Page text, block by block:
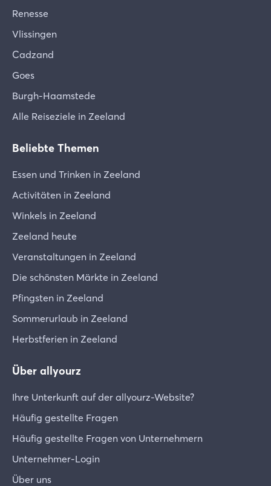
Bei einem Preisunterschied zwischen der neuen
und der ursprünglichen Buchung berechnet
erstattet oder muss nachgezahlt werden.
2.2 Änderungen
24 Stunden vor Ankunft bestimmte Dinge selbst
anpassen – zum Beispiel zusätzliche Leistungen
Daten ändern.
dafür zusätzliche Kosten an (Touristensteuer und
Bettwäsche). Diese Änderungen müssen direkt
Wenn du deinen Urlaub auf ein anderes Datum
innerhalb derselben Saison verschieben möchtest,
Wenn der Hauptbucher verhindert ist, kann eine
Fall wird die Buchung übertragen. Der
Hauptbucher muss dies telefonisch an
dann entsprechend an.
Renesse
Vlissingen
Cadzand
Goes
Burgh-Haamstede
Alle Reiseziele in Zeeland
Beliebte Themen
Essen und Trinken in Zeeland
Activitäten in Zeeland
Winkels in Zeeland
Zeeland heute
Veranstaltungen in Zeeland
Die schönsten Märkte in Zeeland
Pfingsten in Zeeland
Sommerurlaub in Zeeland
Herbstferien in Zeeland
Über allyourz
Ihre Unterkunft auf der allyourz-Website?
Häufig gestellte Fragen
Häufig gestellte Fragen von Unternehmern
Unternehmer-Login
Über uns